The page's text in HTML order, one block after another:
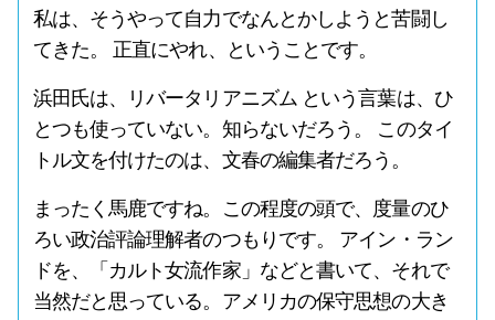
私は、そうやって自力でなんとかしようと苦闘し
てきた。 正直にやれ、ということです。
浜田氏は、リバータリアニズム という言葉は、ひ
とつも使っていない。知らないだろう。 このタイ
トル文を付けたのは、文春の編集者だろう。
まったく馬鹿ですね。この程度の頭で、度量のひ
ろい政治評論理解者のつもりです。 アイン・ラン
ドを、「カルト女流作家」などと書いて、それで
当然だと思っている。アメリカの保守思想の大き